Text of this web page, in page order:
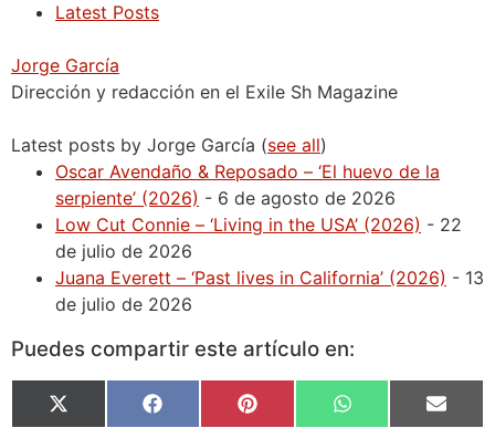
Latest Posts
Jorge García
Dirección y redacción en el Exile Sh Magazine
Latest posts by Jorge García (see all)
Oscar Avendaño & Reposado – ‘El huevo de la
serpiente’ (2026) - 6 de agosto de 2026
Low Cut Connie – ‘Living in the USA’ (2026) - 22
de julio de 2026
Juana Everett – ‘Past lives in California’ (2026) - 13
de julio de 2026
Puedes compartir este artículo en:
X
Facebook Pinterest WhatsApp Email